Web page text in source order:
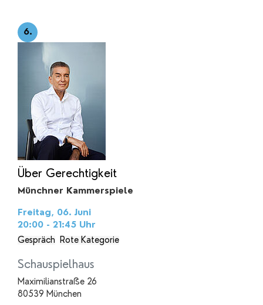
6.
Über Gerechtigkeit
Münchner Kammerspiele
Freitag, 06. Juni
20:00 - 21:45 Uhr
Gespräch
Rote Kategorie
Schauspielhaus
Maximilianstraße 26
80539 München